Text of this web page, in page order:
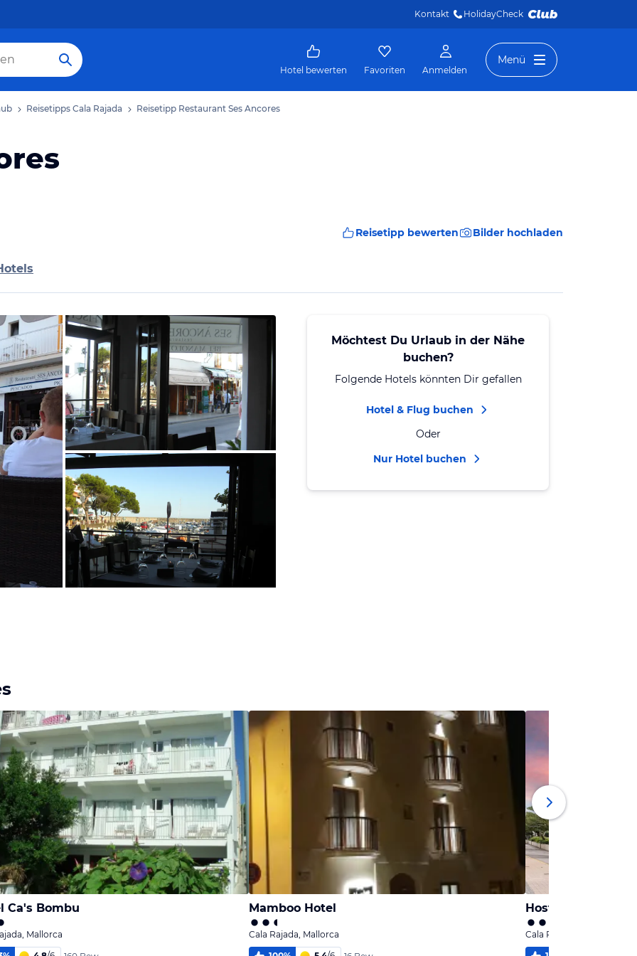
Kontakt HolidayCheck
Hotel bewerten Favoriten Anmelden
Menü
Reisetipps Cala Rajada Reisetipp Restaurant Ses Ancores
Reisetipp bewerten Bilder hochladen
Bild melden
von Jens
Möchtest Du Urlaub in der Nähe
buchen?
Folgende Hotels könnten Dir gefallen
Hotel & Flug buchen
Oder
Nur Hotel buchen
Ca's Bombu
Mallorca
Mamboo Hotel
Cala Rajada, Mallorca
Hostal Marina
Cala Rajada, Mallorca